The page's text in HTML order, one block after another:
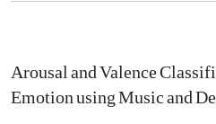
Arousal and Valence
Emotion using Music and